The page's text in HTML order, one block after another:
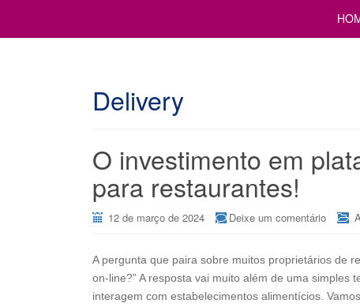
GESTÃO DE RESTAURANTES
Delivery
O investimento em
para restaurantes!
12 de março de 2024 Deixe um comentário
A pergunta que paira sobre muitos proprietários de
on-line?” A resposta vai muito além de uma
interagem com estabelecimentos alimentícios.